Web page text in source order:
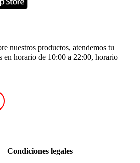
nuestros productos, atendemos tu
en horario de 10:00 a 22:00, horario
Condiciones legales